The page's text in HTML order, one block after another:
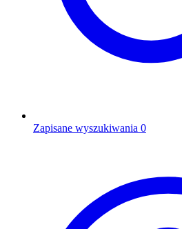
Zapisane wyszukiwania 0